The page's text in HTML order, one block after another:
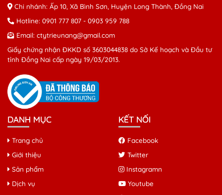
Chi nhánh: Ấp 10, Xã Bình Sơn, Huyện Long Thành, Đồng Nai
Hotline: 0901 777 807 - 0903 959 788
Email: ctytrieunang@gmail.com
Giấy chứng nhận ĐKKD số 3603044838 do Sở Kế hoạch và Đầu tư
tỉnh Đồng Nai cấp ngày 19/03/2013.
DANH MỤC
Trang chủ
Giới thiệu
Sản phẩm
Dịch vụ
KẾT NỐI
Facebook
Twitter
Instagramn
Youtube